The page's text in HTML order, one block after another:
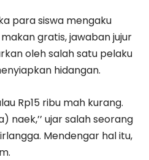
para siswa mengaku
gratis, jawaban jujur
oleh salah satu pelaku
hidangan.
Rp15 ribu mah kurang.
ujar salah seorang
Mendengar hal itu,